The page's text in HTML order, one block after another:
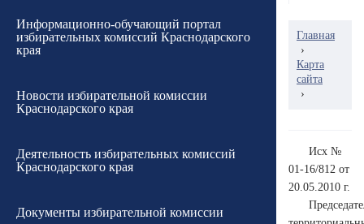
Информационно-обучающий портал
избирательных комиссий Краснодарского
края
Новости избирательной комиссии
Краснодарского края
Деятельность избирательных комиссий
Краснодарского края
Документы избирательной комиссии
Главная
›
Карта
сайта
›
Исх №
01-16/812 от
20.05.2010 г.